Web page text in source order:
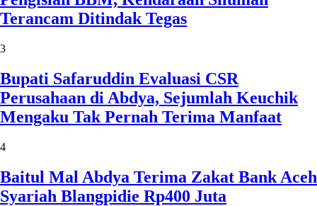
Terancam Ditindak Tegas
3
Bupati Safaruddin Evaluasi CSR
Perusahaan di Abdya, Sejumlah Keuchik
Mengaku Tak Pernah Terima Manfaat
4
Baitul Mal Abdya Terima Zakat Bank Aceh
Syariah Blangpidie Rp400 Juta